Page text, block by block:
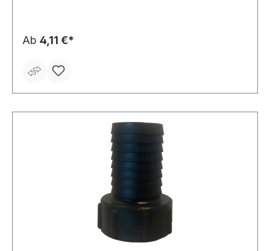
Ab 4,11 €*